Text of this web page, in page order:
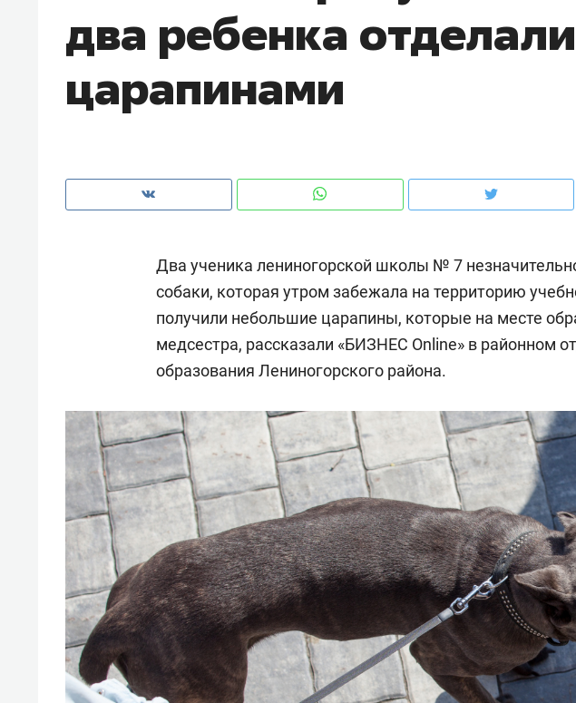
два ребенка
царапинами
Два ученика лениногорской школы № 7
собаки, которая утром забежала на территорию
получили небольшие царапины, которые на месте
медсестра, рассказали «БИЗНЕС Online» в районном
образования Лениногорского района.
рынки, почему надо знать аксакалов и
чем интересен Оман?
клиентах и чудных
Как ГК «МИР ГРУПП» и ВТБ
создают оазис жилого
Рекомендуем
150 камер до квартиры и
ID вместо ключа: какой